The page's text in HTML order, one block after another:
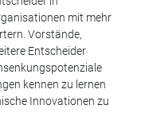
mit mehr
Vorstände,
Entscheider
kennen zu lernen
Innovationen zu